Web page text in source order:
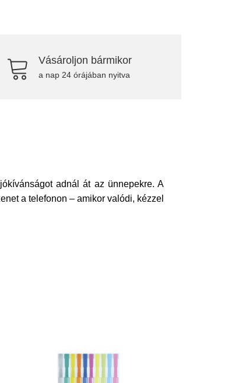
Vásároljon bármikor
a nap 24 órájában nyitva
adnál át az ünnepekre. A
a telefonon – amikor valódi, kézzel